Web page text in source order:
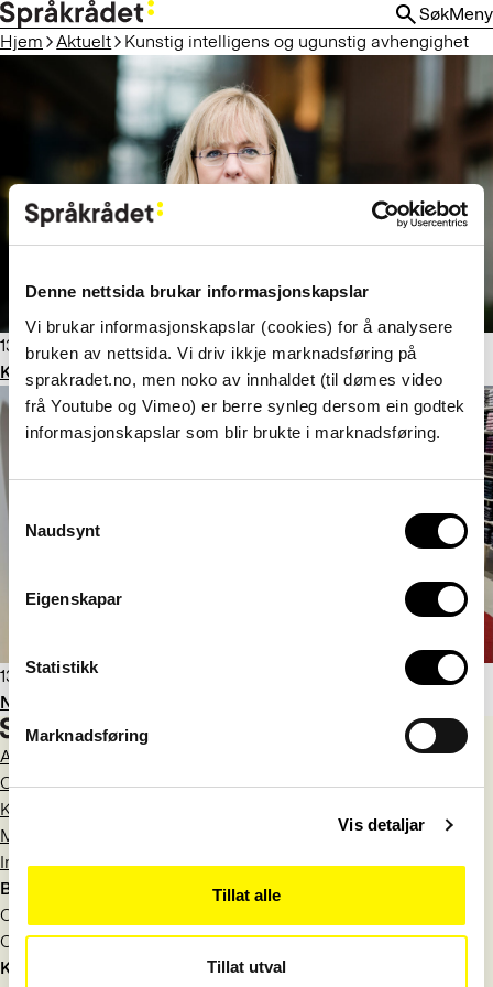
Denne nettsida brukar informasjonskapslar
Vi brukar informasjonskapslar (cookies) for å analysere
bruken av nettsida. Vi driv ikkje marknadsføring på
sprakradet.no, men noko av innhaldet (til dømes video
frå Youtube og Vimeo) er berre synleg dersom ein godtek
informasjonskapslar som blir brukte i marknadsføring.
Selection
Naudsynt
Eigenskapar
Statistikk
Marknadsføring
Vis detaljar
Tillat alle
Tillat utval
HOPP
TIL
SøkMeny
Hjem
Aktuelt Kunstig intelligens og ugunstig avhengighet
13. mars 2026
Kunstig intelligens og ugunstig avhengighet
13. februar 2026
Norsk er fremdeles hovedspråk i næringslivet
Aktuelt
Om Språkrådet
Kontakt
Meld deg på nyhetsbrev
Information in English
Besøksadresse
Observatoriegata 1 B
Oslo
Kontakt